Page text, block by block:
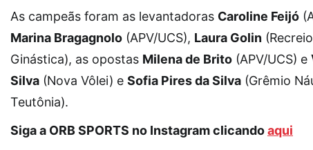
As campeãs foram as levantadoras Caroline Feijó
Marina Bragagnolo (APV/UCS), Laura Golin
Ginástica), as opostas Milena de Brito (APV/UCS) e
Silva (Nova Vôlei) e Sofia Pires da Silva (Grêmio
Teutônia).
Siga a ORB SPORTS no Instagram clicandoaqui